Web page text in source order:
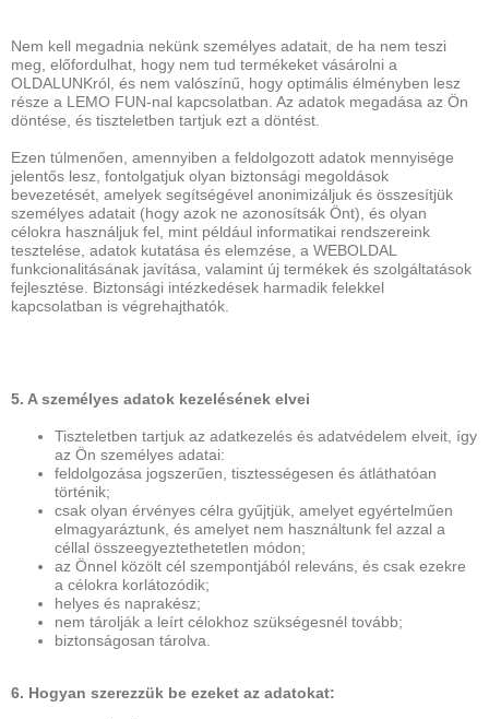
Nem kell megadnia nekünk személyes adatait, de ha nem teszi
meg, előfordulhat, hogy nem tud termékeket vásárolni a
OLDALUNKról, és nem valószínű, hogy optimális élményben lesz
része a LEMO FUN-nal kapcsolatban. Az adatok megadása az Ön
döntése, és tiszteletben tartjuk ezt a döntést.
Ezen túlmenően, amennyiben a feldolgozott adatok mennyisége
jelentős lesz, fontolgatjuk olyan biztonsági megoldások
bevezetését, amelyek segítségével anonimizáljuk és összesítjük
személyes adatait (hogy azok ne azonosítsák Önt), és olyan
célokra használjuk fel, mint például informatikai rendszereink
tesztelése, adatok kutatása és elemzése, a WEBOLDAL
funkcionalitásának javítása, valamint új termékek és szolgáltatások
fejlesztése. Biztonsági intézkedések harmadik felekkel
kapcsolatban is végrehajthatók.
5. A személyes adatok kezelésének elvei
Tiszteletben tartjuk az adatkezelés és adatvédelem elveit, így
az Ön személyes adatai:
feldolgozása jogszerűen, tisztességesen és átláthatóan
történik;
csak olyan érvényes célra gyűjtjük, amelyet egyértelműen
elmagyaráztunk, és amelyet nem használtunk fel azzal a
céllal összeegyeztethetetlen módon;
az Önnel közölt cél szempontjából releváns, és csak ezekre
a célokra korlátozódik;
helyes és naprakész;
nem tárolják a leírt célokhoz szükségesnél tovább;
biztonságosan tárolva.
6. Hogyan szerezzük be ezeket az adatokat: